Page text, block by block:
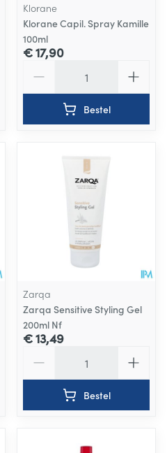
Klorane
Klorane Capil. Spray Kamille
100ml
€ 17,90
Bestel
Zarqa
Zarqa Sensitive Styling Gel
200ml Nf
€ 13,49
Bestel